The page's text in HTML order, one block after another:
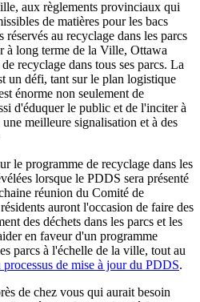
aux règlements provinciaux qui
de matières pour les bacs
réservés au recyclage dans les parcs
à long terme de la Ville, Ottawa
recyclage dans tous ses parcs. La
un défi, tant sur le plan logistique
énorme non seulement de
d'éduquer le public et de l'inciter à
meilleure signalisation et à des
le programme de recyclage dans les
lorsque le PDDS sera présenté
réunion du Comité de
auront l'occasion de faire des
des déchets dans les parcs et les
en faveur d'un programme
parcs à l'échelle de la ville, tout au
processus de mise à jour du PDDS.
de chez vous qui aurait besoin